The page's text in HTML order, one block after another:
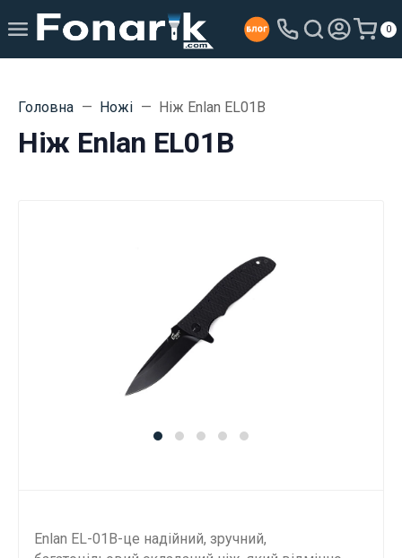
0
Головна Ножі Ніж Enlan EL01B
Ніж Enlan EL01B
Enlan EL-01B-це надійний, зручний,